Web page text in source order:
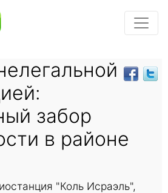
забор
в районе
"Коль Исраэль",